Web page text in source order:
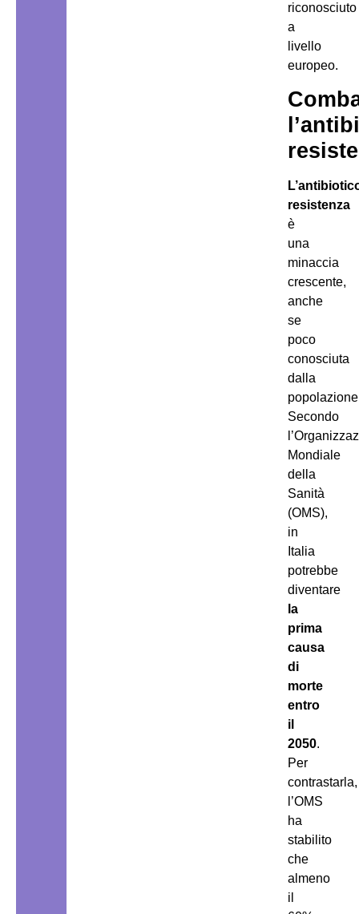
riconosciuto
a
livello
europeo.
resistenza
è
una
minaccia
crescente,
anche
se
poco
conosciuta
dalla
Secondo
Mondiale
della
Sanità
(OMS),
in
Italia
potrebbe
diventare
la
prima
causa
di
morte
entro
il
2050.
Per
contrastarla,
l’OMS
ha
stabilito
che
almeno
il